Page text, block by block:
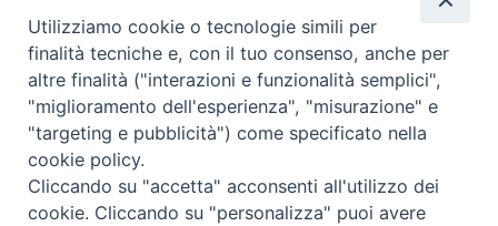
Utilizziamo cookie o tecnologie simili per
finalità tecniche e, con il tuo consenso, anche per
altre finalità ("interazioni e funzionalità semplici",
"miglioramento dell'esperienza", "misurazione" e
"targeting e pubblicità") come specificato nella
cookie policy.
Cliccando su "accetta" acconsenti all'utilizzo dei
cookie. Cliccando su "personalizza" puoi avere